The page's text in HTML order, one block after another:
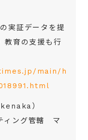
実証データを提
教育の支援も行
main/h
）
ィング管轄 マ